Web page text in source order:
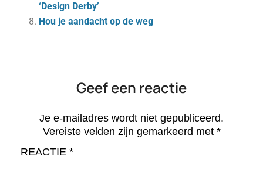
‘Design Derby’
Hou je aandacht op de weg
Geef een reactie
Je e-mailadres wordt niet gepubliceerd.
Vereiste velden zijn gemarkeerd met *
REACTIE *